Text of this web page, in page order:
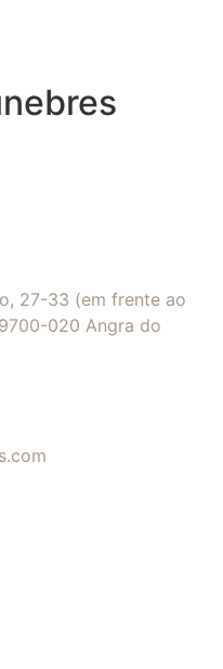
27-33 (em frente ao
020 Angra do